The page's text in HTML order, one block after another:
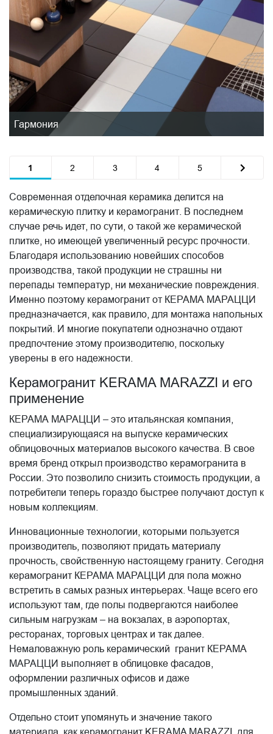
Гармония
1 2 3 4 5
Современная отделочная керамика делится на
керамическую плитку и керамогранит. В последнем
случае речь идет, по сути, о такой же керамической
плитке, но имеющей увеличенный ресурс прочности.
Благодаря использованию новейших способов
производства, такой продукции не страшны ни
перепады температур, ни механические повреждения.
Именно поэтому керамогранит от КЕРАМА МАРАЦЦИ
предназначается, как правило, для монтажа напольных
покрытий. И многие покупатели однозначно отдают
предпочтение этому производителю, поскольку
уверены в его надежности.
Керамогранит KERAMA MARAZZI и его
применение
КЕРАМА МАРАЦЦИ – это итальянская компания,
специализирующаяся на выпуске керамических
облицовочных материалов высокого качества. В свое
время бренд открыл производство керамогранита в
России. Это позволило снизить стоимость продукции, а
потребители теперь гораздо быстрее получают доступ к
новым коллекциям.
Инновационные технологии, которыми пользуется
производитель, позволяют придать материалу
прочность, свойственную настоящему граниту. Сегодня
керамогранит КЕРАМА МАРАЦЦИ для пола можно
встретить в самых разных интерьерах. Чаще всего его
используют там, где полы подвергаются наиболее
сильным нагрузкам – на вокзалах, в аэропортах,
ресторанах, торговых центрах и так далее.
Немаловажную роль керамический гранит КЕРАМА
МАРАЦЦИ выполняет в облицовке фасадов,
оформлении различных офисов и даже
промышленных зданий.
Отдельно стоит упомянуть и значение такого
материала, как керамогранит KERAMA MARAZZI, для